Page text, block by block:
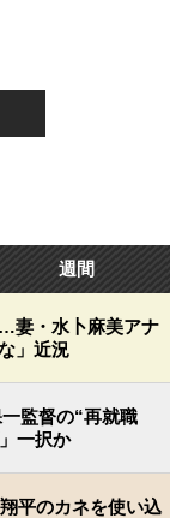
週間
妻・水卜麻美アナ
」近況
監督の“再就職
一択か
平のカネを使い込